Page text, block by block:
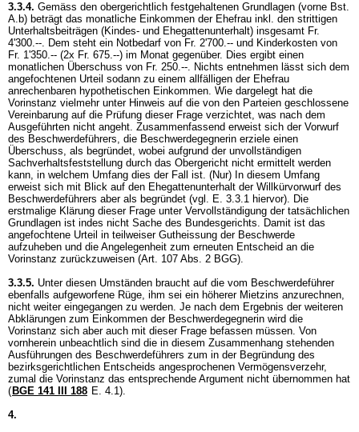
3.3.4. Gemäss den obergerichtlich festgehaltenen Grundlagen (vorne Bst.
A.b) beträgt das monatliche Einkommen der Ehefrau inkl. den strittigen
Unterhaltsbeiträgen (Kindes- und Ehegattenunterhalt) insgesamt Fr.
4'300.--. Dem steht ein Notbedarf von Fr. 2'700.-- und Kinderkosten von
Fr. 1'350.-- (2x Fr. 675.--) im Monat gegenüber. Dies ergibt einen
monatlichen Überschuss von Fr. 250.--. Nichts entnehmen lässt sich dem
angefochtenen Urteil sodann zu einem allfälligen der Ehefrau
anrechenbaren hypothetischen Einkommen. Wie dargelegt hat die
Vorinstanz vielmehr unter Hinweis auf die von den Parteien geschlossene
Vereinbarung auf die Prüfung dieser Frage verzichtet, was nach dem
Ausgeführten nicht angeht. Zusammenfassend erweist sich der Vorwurf
des Beschwerdeführers, die Beschwerdegegnerin erziele einen
Überschuss, als begründet, wobei aufgrund der unvollständigen
Sachverhaltsfeststellung durch das Obergericht nicht ermittelt werden
kann, in welchem Umfang dies der Fall ist. (Nur) In diesem Umfang
erweist sich mit Blick auf den Ehegattenunterhalt der Willkürvorwurf des
Beschwerdeführers aber als begründet (vgl. E. 3.3.1 hiervor). Die
erstmalige Klärung dieser Frage unter Vervollständigung der tatsächlichen
Grundlagen ist indes nicht Sache des Bundesgerichts. Damit ist das
angefochtene Urteil in teilweiser Gutheissung der Beschwerde
aufzuheben und die Angelegenheit zum erneuten Entscheid an die
Vorinstanz zurückzuweisen (Art. 107 Abs. 2 BGG).
3.3.5. Unter diesen Umständen braucht auf die vom Beschwerdeführer
ebenfalls aufgeworfene Rüge, ihm sei ein höherer Mietzins anzurechnen,
nicht weiter eingegangen zu werden. Je nach dem Ergebnis der weiteren
Abklärungen zum Einkommen der Beschwerdegegnerin wird die
Vorinstanz sich aber auch mit dieser Frage befassen müssen. Von
vornherein unbeachtlich sind die in diesem Zusammenhang stehenden
Ausführungen des Beschwerdeführers zum in der Begründung des
bezirksgerichtlichen Entscheids angesprochenen Vermögensverzehr,
zumal die Vorinstanz das entsprechende Argument nicht übernommen hat
( BGE 141 III 188 E. 4.1).
4.